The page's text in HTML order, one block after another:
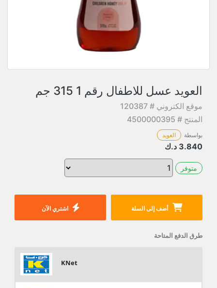
العويد عسل للاطفال رقم 1 315 جم
موقع الكتروني # 120387
المنتج # 4500000395
بواسطة العويد
3.840 د.ك
متوفر
أضف إلى السلة اشتري الآن
طرق الدفع المتاحة
KNet